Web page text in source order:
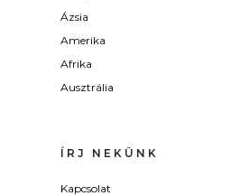
Ázsia
Amerika
Afrika
Ausztrália
ÍRJ NEKÜNK
Kapcsolat